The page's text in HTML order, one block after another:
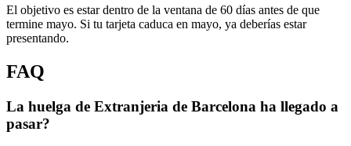
El objetivo es estar dentro de la ventana de 60 días antes de que
termine mayo. Si tu tarjeta caduca en mayo, ya deberías estar
presentando.
FAQ
La huelga de Extranjeria de Barcelona ha llegado a
pasar?